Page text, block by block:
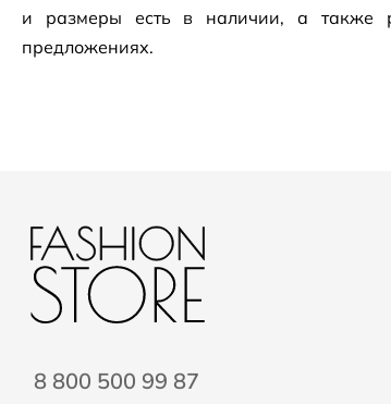
и размеры есть в наличии, а также
предложениях.
8 800 500 99 87